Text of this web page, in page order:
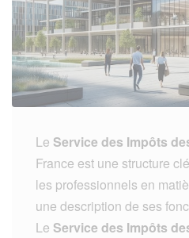
Le Service des Impôts
France est une structure
les professionnels en
une description de ses
Le Service des Impôts